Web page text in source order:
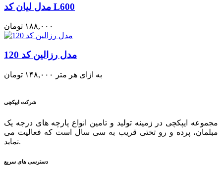
مدل لیان کد L600
۱۸۸,۰۰۰ تومان
مدل رزالین کد 120
۱۴۸,۰۰۰ تومان به ازای هر متر
شرکت ایپکچی
مجموعه ایپکچی در زمینه تولید و تامین انواع پارچه های درجه یک
مبلمان، پرده و رو تختی قریب به سی سال است که فعالیت می
نماید.
دسترسی های سریع